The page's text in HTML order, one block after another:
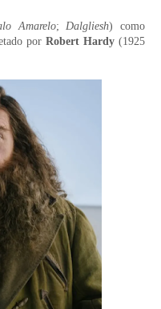
Amarelo;Dalgliesh) como
por Robert Hardy (1925